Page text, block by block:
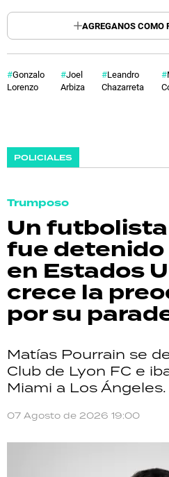
AGREGANOS COMO
Gonzalo
Lorenzo
Joel
Arbiza
Leandro
Chazarreta
POLICIALES
Trumposo
Un
fue detenido
en Estados
crece la
por su
Matías Pourrain se
Club de Lyon FC e
Miami a Los Ángeles.
07 Agosto de 2026 19:00